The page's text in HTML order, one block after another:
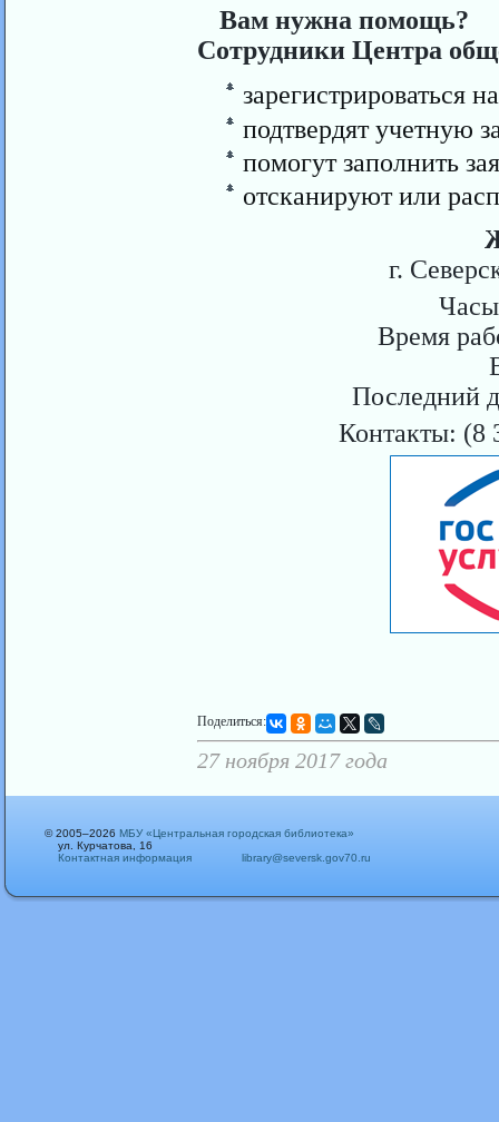
Вам нужна помощь?
Сотрудники Центра
зарегистрироваться
подтвердят учетную
помогут заполнить
отсканируют или
г.
Время
Последний
Контакты: (8
Поделиться:
27 ноября 2017 года
© 2005–2026 МБУ «Центральная городская библиотека»
ул. Курчатова, 16
Контактная информация
library@seversk.gov70.ru